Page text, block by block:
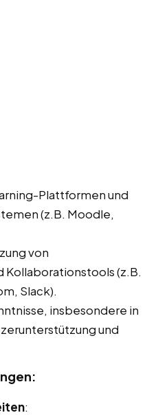
Plattformen und
(z.B. Moodle,
von
Kollaborationstools (z.B.
Slack).
insbesondere in
und
: